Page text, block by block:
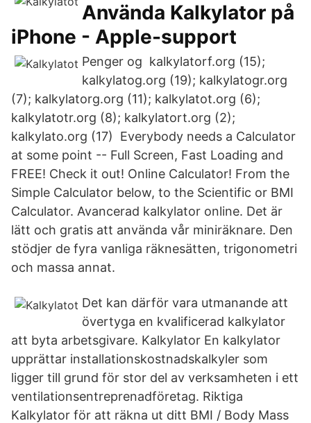
Använda Kalkylator på
iPhone - Apple-support
Penger og kalkylatorf.org (15);
kalkylatog.org (19); kalkylatogr.org
(7); kalkylatorg.org (11); kalkylatot.org (6);
kalkylatotr.org (8); kalkylatort.org (2);
kalkylato.org (17) Everybody needs a Calculator
at some point -- Full Screen, Fast Loading and
FREE! Check it out! Online Calculator! From the
Simple Calculator below, to the Scientific or BMI
Calculator. Avancerad kalkylator online. Det är
lätt och gratis att använda vår miniräknare. Den
stödjer de fyra vanliga räknesätten, trigonometri
och massa annat.
Det kan därför vara utmanande att
övertyga en kvalificerad kalkylator
att byta arbetsgivare. Kalkylator En kalkylator
upprättar installationskostnadskalkyler som
ligger till grund för stor del av verksamheten i ett
ventilationsentreprenadföretag. Riktiga
Kalkylator för att räkna ut ditt BMI / Body Mass